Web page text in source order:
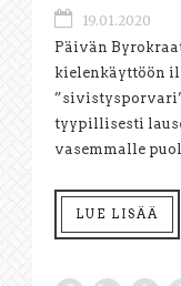
19.01.2020
Päivän
kielenkäyttöön
tyypillisesti
vasemmalle
LUE LISÄÄ